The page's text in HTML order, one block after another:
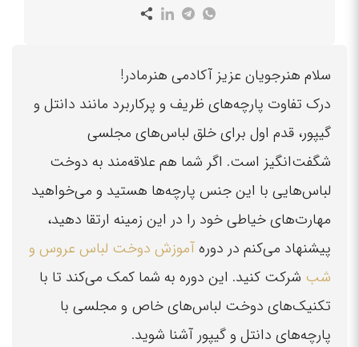
سلام هنرجویان عزیز آکادمی هنرمادر!
درک تفاوت پارچه‌های ظریف و پرکاربرد مانند دانتل و
گیپور، قدم اول برای خلق لباس‌های مجلسی
شگفت‌انگیز است. اگر شما هم علاقه‌مند به دوخت
لباس‌هایی با این جنس پارچه‌ها هستید و می‌خواهید
مهارت‌های خیاطی خود را در این زمینه ارتقا دهید،
پیشنهاد می‌کنم در دورهآموزش دوخت لباس عروس و
شب شرکت کنید. این دوره به شما کمک می‌کند تا با
تکنیک‌های دوخت لباس‌های خاص و مجلسی با
پارچه‌های دانتل و گیپور آشنا شوید.